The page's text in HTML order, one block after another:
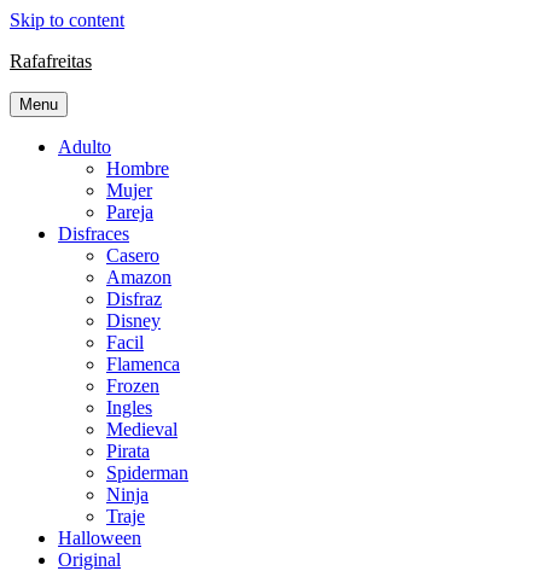
Skip to content
Rafafreitas
Menu
Adulto
Hombre
Mujer
Pareja
Disfraces
Casero
Amazon
Disfraz
Disney
Facil
Flamenca
Frozen
Ingles
Medieval
Pirata
Spiderman
Ninja
Traje
Halloween
Original